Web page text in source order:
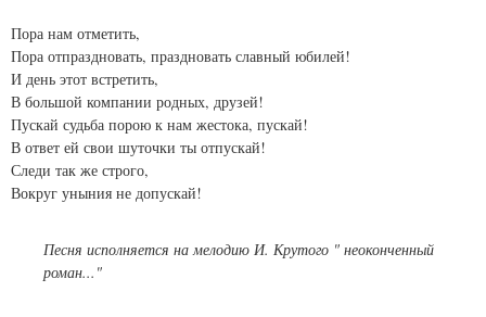
Пора нам отметить,
Пора отпраздновать, праздновать славный юбилей!
И день этот встретить,
В большой компании родных, друзей!
Пускай судьба порою к нам жестока, пускай!
В ответ ей свои шуточки ты отпускай!
Следи так же строго,
Вокруг уныния не допускай!
Песня исполняется на мелодию И. Крутого " неоконченный
роман..."